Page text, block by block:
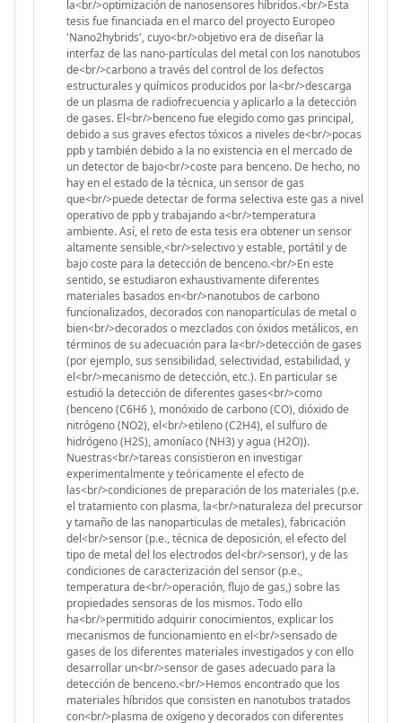
la<br/>optimización de nanosensores híbridos.<br/>Esta
tesis fue financiada en el marco del proyecto Europeo
'Nano2hybrids', cuyo<br/>objetivo era de diseñar la
interfaz de las nano-partículas del metal con los nanotubos
de<br/>carbono a través del control de los defectos
estructurales y químicos producidos por la<br/>descarga
de un plasma de radiofrecuencia y aplicarlo a la detección
de gases. El<br/>benceno fue elegido como gas principal,
debido a sus graves efectos tóxicos a niveles de<br/>pocas
ppb y también debido a la no existencia en el mercado de
un detector de bajo<br/>coste para benceno. De hecho, no
hay en el estado de la técnica, un sensor de gas
que<br/>puede detectar de forma selectiva este gas a nivel
operativo de ppb y trabajando a<br/>temperatura
ambiente. Así, el reto de esta tesis era obtener un sensor
altamente sensible,<br/>selectivo y estable, portátil y de
bajo coste para la detección de benceno.<br/>En este
sentido, se estudiaron exhaustivamente diferentes
materiales basados en<br/>nanotubos de carbono
funcionalizados, decorados con nanopartículas de metal o
bien<br/>decorados o mezclados con óxidos metálicos, en
términos de su adecuación para la<br/>detección de gases
(por ejemplo, sus sensibilidad, selectividad, estabilidad, y
el<br/>mecanismo de detección, etc.). En particular se
estudió la detección de diferentes gases<br/>como
(benceno (C6H6 ), monóxido de carbono (CO), dióxido de
nitrógeno (NO2), el<br/>etileno (C2H4), el sulfuro de
hidrógeno (H2S), amoníaco (NH3) y agua (H2O)).
Nuestras<br/>tareas consistieron en investigar
experimentalmente y teóricamente el efecto de
las<br/>condiciones de preparación de los materiales (p.e.
el tratamiento con plasma, la<br/>naturaleza del precursor
y tamaño de las nanoparticulas de metales), fabricación
del<br/>sensor (p.e., técnica de deposición, el efecto del
tipo de metal del los electrodos del<br/>sensor), y de las
condiciones de caracterización del sensor (p.e.,
temperatura de<br/>operación, flujo de gas,) sobre las
propiedades sensoras de los mismos. Todo ello
ha<br/>permitido adquirir conocimientos, explicar los
mecanismos de funcionamiento en el<br/>sensado de
gases de los diferentes materiales investigados y con ello
desarrollar un<br/>sensor de gases adecuado para la
detección de benceno.<br/>Hemos encontrado que los
materiales híbridos que consisten en nanotubos tratados
con<br/>plasma de oxígeno y decorados con diferentes